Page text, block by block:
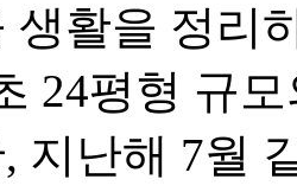
생활을 정리
24평형 규
지난해 7월